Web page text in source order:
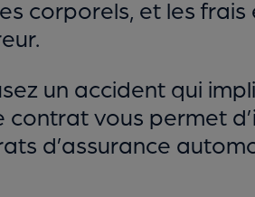
corporels, et les
un accident qui
contrat vous permet
d’assurance